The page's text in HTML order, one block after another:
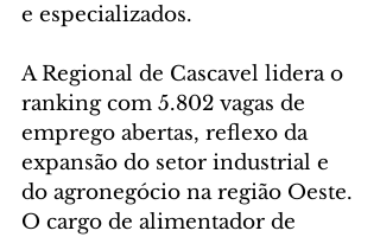
e especializados.
A Regional de Cascavel lidera o
ranking com 5.802 vagas de
emprego abertas, reflexo da
expansão do setor industrial e
do agronegócio na região Oeste.
O cargo de alimentador de